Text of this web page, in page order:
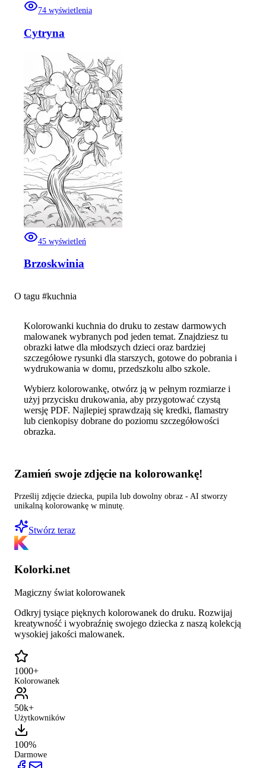
74 wyświetlenia
Cytryna
45 wyświetleń
Brzoskwinia
O tagu #kuchnia
Kolorowanki kuchnia do druku to zestaw darmowych
malowanek wybranych pod jeden temat. Znajdziesz tu
obrazki łatwe dla młodszych dzieci oraz bardziej
szczegółowe rysunki dla starszych, gotowe do pobrania i
wydrukowania w domu, przedszkolu albo szkole.
Wybierz kolorowankę, otwórz ją w pełnym rozmiarze i
użyj przycisku drukowania, aby przygotować czystą
wersję PDF. Najlepiej sprawdzają się kredki, flamastry
lub cienkopisy dobrane do poziomu szczegółowości
obrazka.
Zamień swoje zdjęcie na kolorowankę!
Prześlij zdjęcie dziecka, pupila lub dowolny obraz - AI stworzy
unikalną kolorowankę w minutę.
Stwórz teraz
Kolorki.net
Magiczny świat kolorowanek
Odkryj tysiące pięknych kolorowanek do druku. Rozwijaj
kreatywność i wyobraźnię swojego dziecka z naszą kolekcją
wysokiej jakości malowanek.
1000+
Kolorowanek
50k+
Użytkowników
100%
Darmowe